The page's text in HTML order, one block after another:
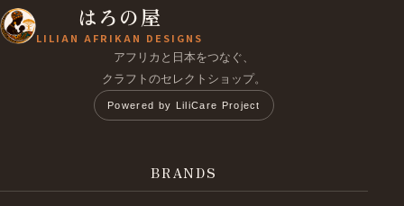
はろの屋
LILIAN AFRIKAN DESIGNS
アフリカと日本をつなぐ、
クラフトのセレクトショップ。
Powered by LiliCare Project
BRANDS